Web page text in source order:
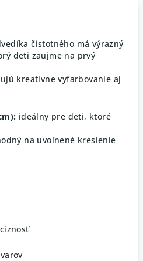
čistotného má výrazný
deti zaujme na prvý
kreatívne vyfarbovanie aj
ideálny pre deti, ktoré
na uvoľnené kreslenie